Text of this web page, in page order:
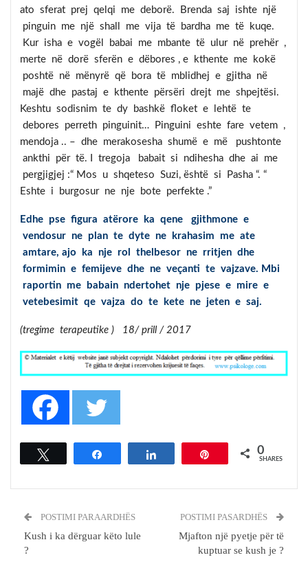
ato sferat prej qelqi me deborë. Brenda saj ishte një
pinguin me një shall me vija të bardha me të kuqe.
Kur isha e vogël babai me mbante të ulur në prehër ,
merte në dorë sferën e dëbores , e kthente me kokë
poshtë në mënyrë që bora të mblidhej e gjitha në
majë dhe pastaj e kthente përsëri drejt me shpejtësi.
Keshtu sodisnim te dy bashkë floket e lehtë te
debores perreth pinguinit… Pinguini eshte fare vetem ,
mendoja .. – dhe merakosesha shumë e më pushtonte
ankthi për të. I tregoja babait si ndihesha dhe ai me
pergjigjej :“ Mos u shqeteso Suzi, është si Pasha “. “
Eshte i burgosur ne nje bote perfekte .”
Edhe pse figura atërore ka qene gjithmone e
vendosur ne plan te dyte ne krahasim me ate
amtare, ajo ka nje rol thelbesor ne rritjen dhe
formimin e femijeve dhe ne veçanti te vajzave. Mbi
raportin me babain ndertohet nje pjese e mire e
vetebesimit qe vajza do te kete ne jeten e saj.
(tregime terapeutike ) 18/ prill / 2017
0
SHARES
POSTIMI PARAARDHËS
Kush i ka dërguar këto lule
?
POSTIMI PASARDHËS
Mjafton një pyetje për të
kuptuar se kush je ?